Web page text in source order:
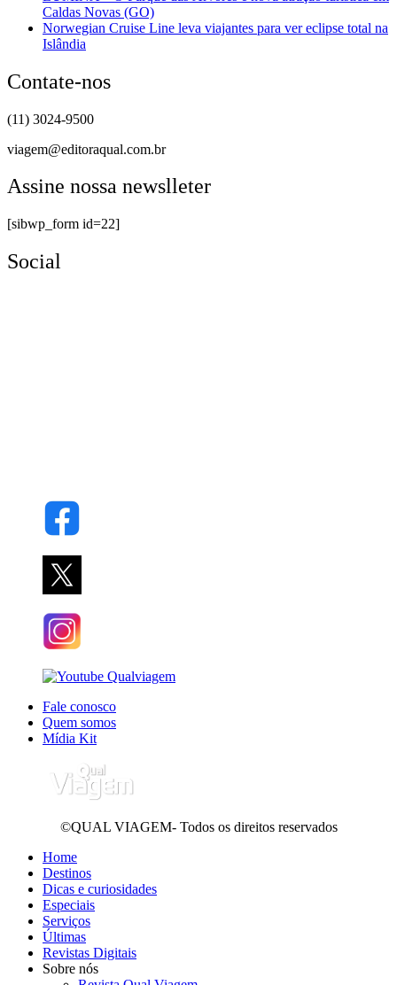
Caldas Novas (GO)
Norwegian Cruise Line leva viajantes para ver eclipse total na
Islândia
Contate-nos
(11) 3024-9500
viagem@editoraqual.com.br
Assine nossa newslleter
[sibwp_form id=22]
Social
Fale conosco
Quem somos
Mídia Kit
©QUAL VIAGEM- Todos os direitos reservados
Home
Destinos
Dicas e curiosidades
Especiais
Serviços
Últimas
Revistas Digitais
Sobre nós